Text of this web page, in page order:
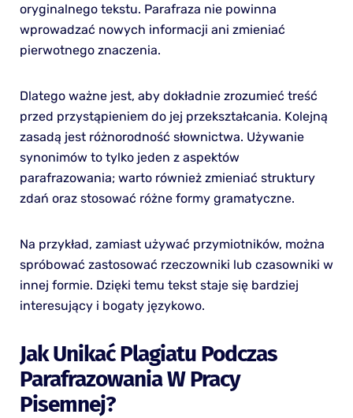
oryginalnego tekstu. Parafraza nie powinna
wprowadzać nowych informacji ani zmieniać
pierwotnego znaczenia.
Dlatego ważne jest, aby dokładnie zrozumieć treść
przed przystąpieniem do jej przekształcania. Kolejną
zasadą jest różnorodność słownictwa. Używanie
synonimów to tylko jeden z aspektów
parafrazowania; warto również zmieniać struktury
zdań oraz stosować różne formy gramatyczne.
Na przykład, zamiast używać przymiotników, można
spróbować zastosować rzeczowniki lub czasowniki w
innej formie. Dzięki temu tekst staje się bardziej
interesujący i bogaty językowo.
Jak Unikać Plagiatu Podczas
Parafrazowania W Pracy
Pisemnej?